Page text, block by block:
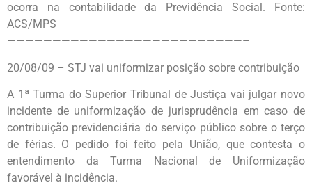
ocorra na contabilidade da Previdência Social. Fonte:
ACS/MPS
——————————————————————————–
20/08/09 – STJ vai uniformizar posição sobre contribuição
A 1ª Turma do Superior Tribunal de Justiça vai julgar novo
incidente de uniformização de jurisprudência em caso de
contribuição previdenciária do serviço público sobre o terço
de férias. O pedido foi feito pela União, que contesta o
entendimento da Turma Nacional de Uniformização
favorável à incidência.